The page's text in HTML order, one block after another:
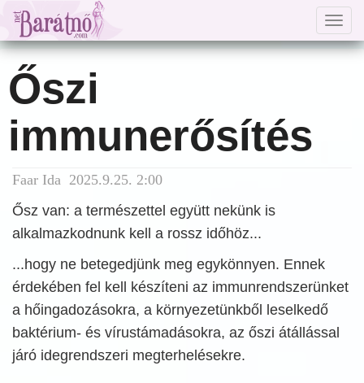
Őszi
immunerősítés
Faar Ida 2025.9.25. 2:00
Ősz van: a természettel együtt nekünk is
alkalmazkodnunk kell a rossz időhöz...
...hogy ne betegedjünk meg egykönnyen. Ennek
érdekében fel kell készíteni az immunrendszerünket
a hőingadozásokra, a környezetünkből leselkedő
baktérium- és vírustámadásokra, az őszi átállással
járó idegrendszeri megterhelésekre.